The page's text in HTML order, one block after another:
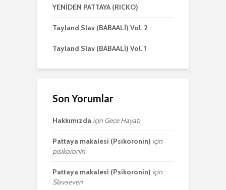
YENİDEN PATTAYA (RICKO)
Tayland Slav (BABAALİ) Vol. 2
Tayland Slav (BABAALİ) Vol. 1
Son Yorumlar
Hakkımızda için Gece Hayatı
Pattaya makalesi (Psikoronin) için
pisikoronin
Pattaya makalesi (Psikoronin) için
Slavseven